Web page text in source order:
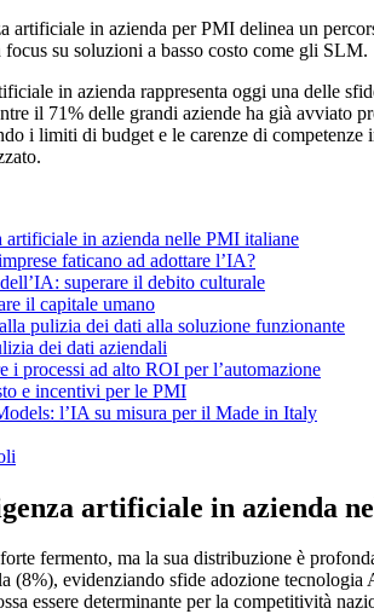
artificiale in azienda per PMI delinea un
su soluzioni a basso costo come gli SLM.
in azienda rappresenta oggi una delle
il 71% delle grandi aziende ha già avviato
i limiti di budget e le carenze di
artificiale in azienda nelle PMI italiane
faticano ad adottare l’IA?
superare il debito culturale
il capitale umano
pulizia dei dati alla soluzione funzionante
dei dati aziendali
i processi ad alto ROI per l’automazione
e incentivi per le PMI
l’IA su misura per il Made in Italy
artificiale in azienda
fermento, ma la sua distribuzione è
(8%), evidenziando sfide adozione tecnologia
essere determinante per la competitività